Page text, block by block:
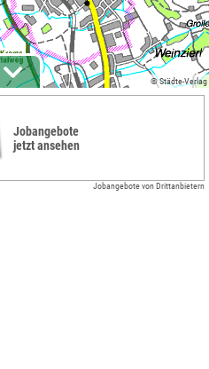
© Städte-Verlag
Jobangebote
jetzt ansehen
Jobangebote von Drittanbietern